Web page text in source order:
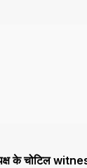
के चोटिल